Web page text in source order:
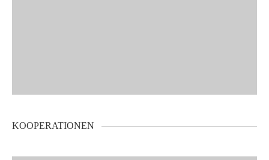
KOOPERATIONEN